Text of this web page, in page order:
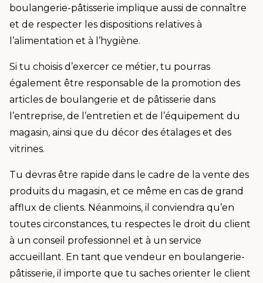
boulangerie-pâtisserie implique aussi de connaître
et de respecter les dispositions relatives à
l’alimentation et à l’hygiène.
Si tu choisis d’exercer ce métier, tu pourras
également être responsable de la promotion des
articles de boulangerie et de pâtisserie dans
l’entreprise, de l’entretien et de l’équipement du
magasin, ainsi que du décor des étalages et des
vitrines.
Tu devras être rapide dans le cadre de la vente des
produits du magasin, et ce même en cas de grand
afflux de clients. Néanmoins, il conviendra qu’en
toutes circonstances, tu respectes le droit du client
à un conseil professionnel et à un service
accueillant. En tant que vendeur en boulangerie-
pâtisserie, il importe que tu saches orienter le client